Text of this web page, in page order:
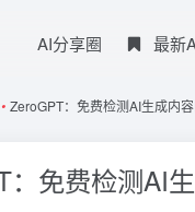
AI分享圈 最新
• ZeroGPT：免费检测AI生成内
：免费检测AI